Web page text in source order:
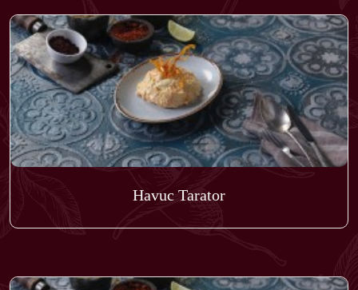
Havuc Tarator